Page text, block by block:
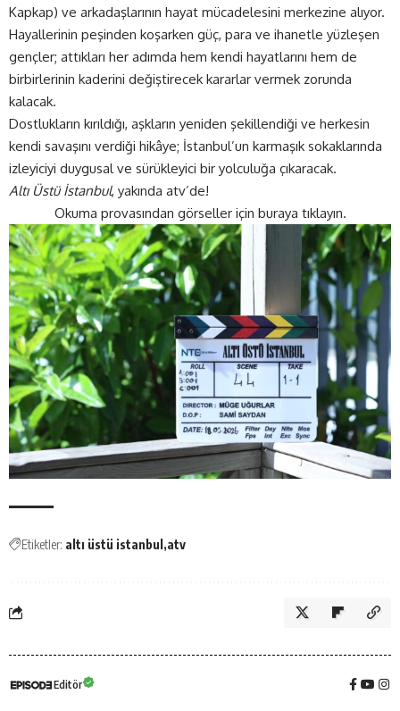
Kapkap) ve arkadaşlarının hayat mücadelesini merkezine alıyor.
Hayallerinin peşinden koşarken güç, para ve ihanetle yüzleşen
gençler; attıkları her adımda hem kendi hayatlarını hem de
birbirlerinin kaderini değiştirecek kararlar vermek zorunda
kalacak.
Dostlukların kırıldığı, aşkların yeniden şekillendiği ve herkesin
kendi savaşını verdiği hikâye; İstanbul’un karmaşık sokaklarında
izleyiciyi duygusal ve sürükleyici bir yolculuğa çıkaracak.
Altı Üstü İstanbul, yakında atv’de!
Okuma provasından görseller için buraya tıklayın.
Etiketler: altı üstü istanbul atv
Editör